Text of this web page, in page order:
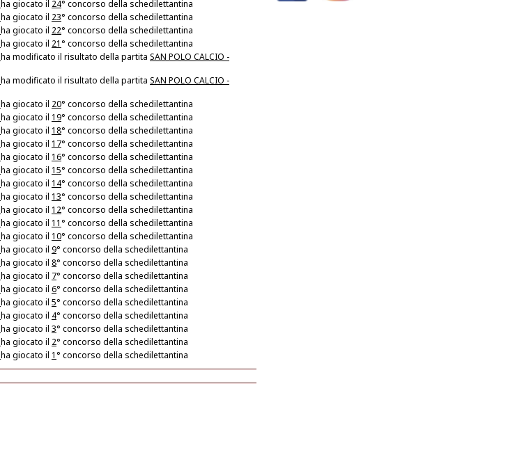
ha giocato il 24° concorso della schedilettantina
ha giocato il 23° concorso della schedilettantina
ha giocato il 22° concorso della schedilettantina
ha giocato il 21 ° concorso della schedilettantina
ha modificato il risultato della partita SAN POLO CALCIO -
ha modificato il risultato della partita SAN POLO CALCIO -
ha giocato il 20° concorso della schedilettantina
ha giocato il 19° concorso della schedilettantina
ha giocato il 18° concorso della schedilettantina
ha giocato il 17° concorso della schedilettantina
ha giocato il 16° concorso della schedilettantina
ha giocato il 15° concorso della schedilettantina
ha giocato il 14° concorso della schedilettantina
ha giocato il 13° concorso della schedilettantina
ha giocato il 12° concorso della schedilettantina
ha giocato il 11 ° concorso della schedilettantina
ha giocato il 10° concorso della schedilettantina
ha giocato il 9° concorso della schedilettantina
ha giocato il 8° concorso della schedilettantina
ha giocato il 7° concorso della schedilettantina
ha giocato il 6° concorso della schedilettantina
ha giocato il 5° concorso della schedilettantina
ha giocato il 4° concorso della schedilettantina
ha giocato il 3° concorso della schedilettantina
ha giocato il 2° concorso della schedilettantina
ha giocato il 1 ° concorso della schedilettantina